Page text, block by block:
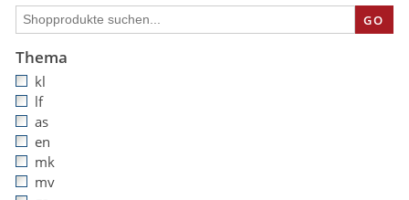
GO
Thema
kl
lf
as
en
mk
mv